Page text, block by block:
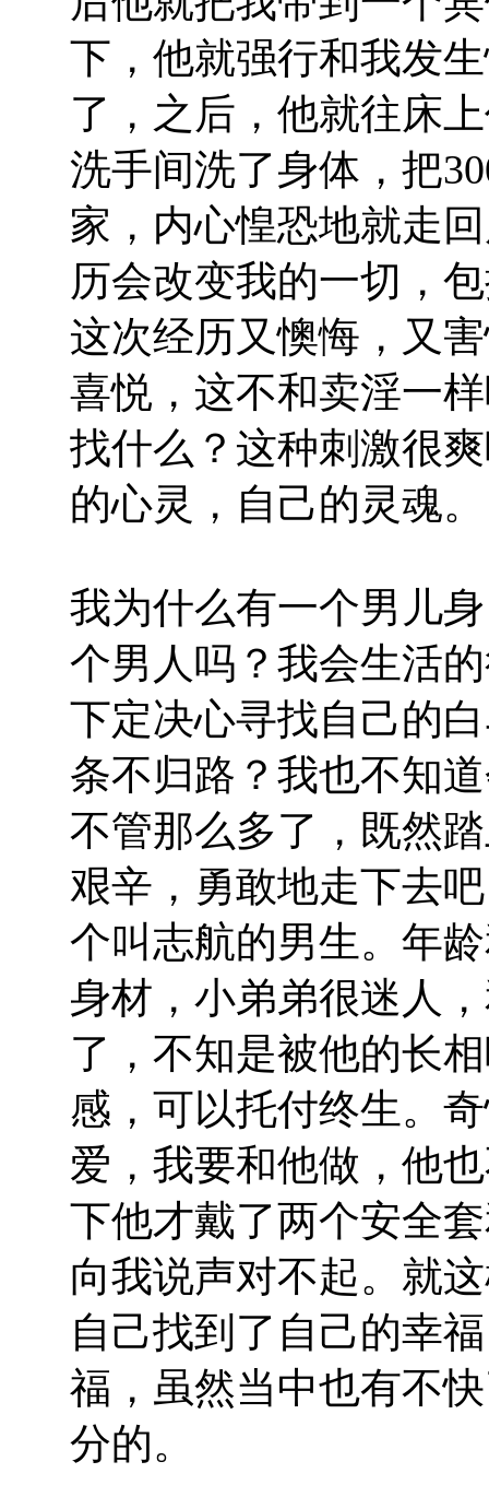
下，他就强行和我发
了，之后，他就往床
洗手间洗了身体，把
家，内心惶恐地就走
历会改变我的一切，
这次经历又懊悔，又
喜悦，这不和卖淫一
找什么？这种刺激很
的心灵，自己的灵魂。
我为什么有一个男儿
个男人吗？我会生活
下定决心寻找自己的
条不归路？我也不知
不管那么多了，既然
艰辛，勇敢地走下去
个叫志航的男生。年
身材，小弟弟很迷人
了，不知是被他的长
感，可以托付终生。
爱，我要和他做，他
下他才戴了两个安全
向我说声对不起。就
自己找到了自己的幸
福，虽然当中也有不
分的。